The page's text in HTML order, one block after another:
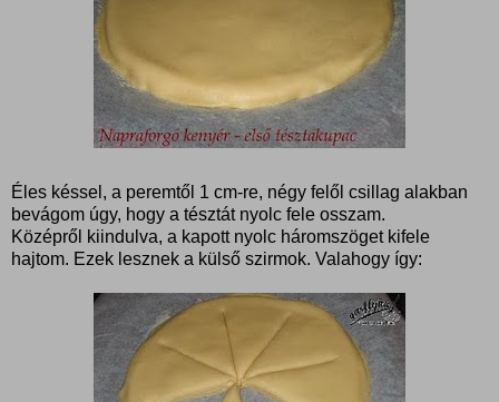
Éles késsel, a peremtől 1 cm-re, négy felől csillag alakban
bevágom úgy, hogy a tésztát nyolc fele osszam.
Középről kiindulva, a kapott nyolc háromszöget kifele
hajtom. Ezek lesznek a külső szirmok. Valahogy így: